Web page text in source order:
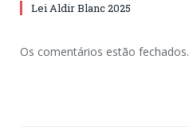
Lei Aldir Blanc 2025
Os comentários estão fechados.